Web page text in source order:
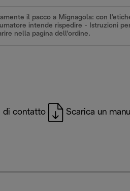
il pacco a Mignagola: con
intende rispedire - Istruzioni
nella pagina dell'ordine.
di contatto Scarica un